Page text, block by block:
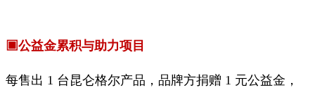
▣公益金累积与助力项目
每售出 1 台昆仑格尔产品，品牌方捐赠 1 元公益金，